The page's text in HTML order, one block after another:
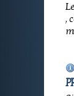
,